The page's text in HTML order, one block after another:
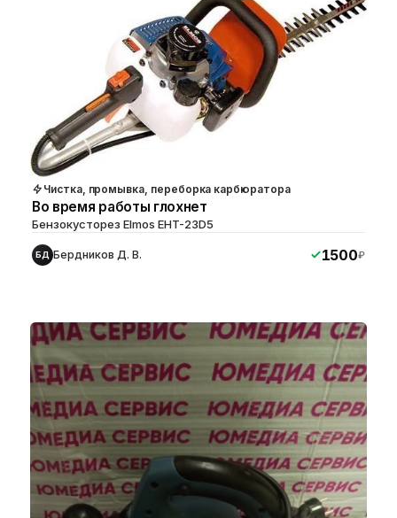
Чистка, промывка, переборка карбюратора
Во время работы глохнет
Бензокусторез Elmos EHT-23D5
БД Бердников Д. В. 1500₽